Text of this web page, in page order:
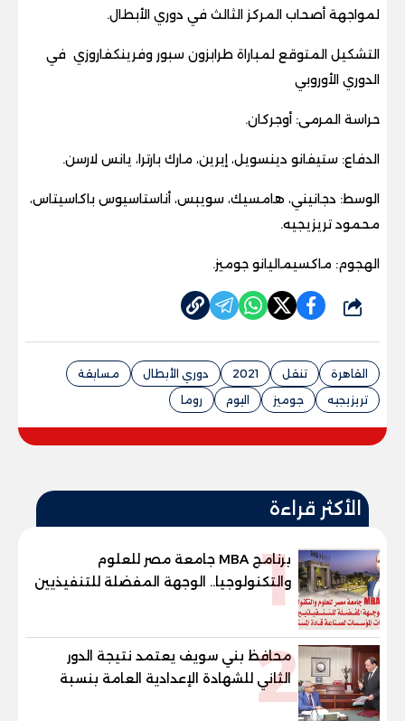
لمواجهة أصحاب المركز الثالث في دوري الأبطال.
التشكيل المتوقع لمباراة طرابزون سبور وفرينكفاروزي في
الدوري الأوروبي
حراسة المرمى: أوجركان.
الدفاع: ستيفانو دينسويل، إيرين، مارك بارترا، يانس لارسن.
الوسط: دجانيني، هامسيك، سويبس، أناستاسيوس باكاسيتاس،
محمود تريزيجيه.
الهجوم: ماكسيماليانو جوميز.
شارك
القاهرة تنقل 2021 دوري الأبطال
مسابقة
تريزيجيه
جوميز اليوم روما
الأكثر قراءة
1
برنامج MBA جامعة مصر للعلوم
والتكنولوجيا.. الوجهة المفضلة للتنفيذيين
وقيادات المؤسسات لصناعة قادة
2
محافظ بني سويف يعتمد نتيجة الدور
الثاني للشهادة الإعدادية العامة بنسبة